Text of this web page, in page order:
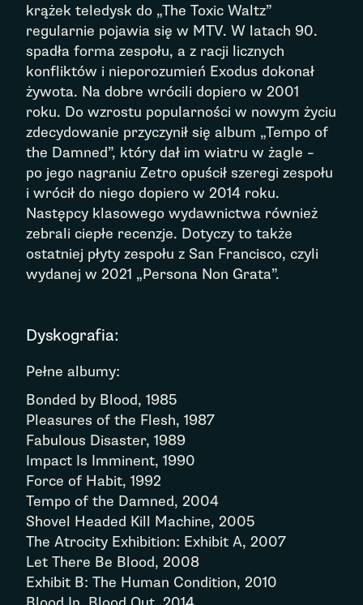
krążek teledysk do „The Toxic Waltz”
regularnie pojawia się w MTV. W latach 90.
spadła forma zespołu, a z racji licznych
konfliktów i nieporozumień Exodus dokonał
żywota. Na dobre wrócili dopiero w 2001
roku. Do wzrostu popularności w nowym życiu
zdecydowanie przyczynił się album „Tempo of
the Damned”, który dał im wiatru w żagle –
po jego nagraniu Zetro opuścił szeregi zespołu
i wrócił do niego dopiero w 2014 roku.
Następcy klasowego wydawnictwa również
zebrali ciepłe recenzje. Dotyczy to także
ostatniej płyty zespołu z San Francisco, czyli
wydanej w 2021 „Persona Non Grata”.
Dyskografia:
Pełne albumy:
Bonded by Blood, 1985
Pleasures of the Flesh, 1987
Fabulous Disaster, 1989
Impact Is Imminent, 1990
Force of Habit, 1992
Tempo of the Damned, 2004
Shovel Headed Kill Machine, 2005
The Atrocity Exhibition: Exhibit A, 2007
Let There Be Blood, 2008
Exhibit B: The Human Condition, 2010